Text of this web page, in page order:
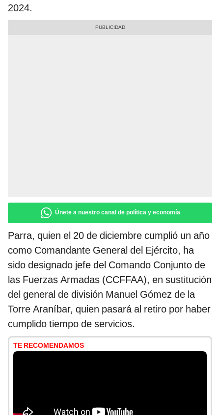
2024.
Únete a nuestro canal de política y economía
Parra, quien el 20 de diciembre cumplió un año
como Comandante General del Ejército, ha
sido designado jefe del Comando Conjunto de
las Fuerzas Armadas (CCFFAA), en sustitución
del general de división Manuel Gómez de la
Torre Araníbar, quien pasará al retiro por haber
cumplido tiempo de servicios.
TE RECOMENDAMOS